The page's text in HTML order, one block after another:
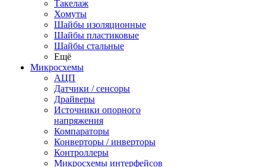
Такелаж
Хомуты
Шайбы изоляционные
Шайбы пластиковые
Шайбы стальные
Ещё
Микросхемы
АЦП
Датчики / сенсоры
Драйверы
Источники опорного
напряжения
Компараторы
Конверторы / инверторы
Контроллеры
Микросхемы интерфейсов